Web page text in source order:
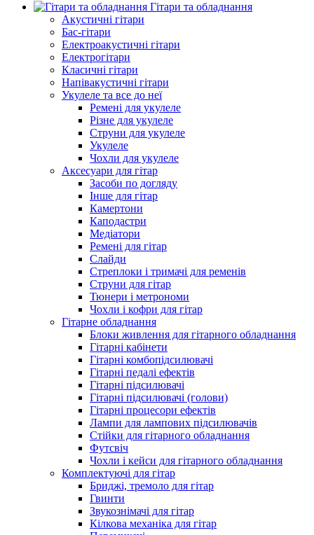
Гітари та обладнання
Акустичні гітари
Бас-гітари
Електроакустичні гітари
Електрогітари
Класичні гітари
Напівакустичні гітари
Укулеле та все до неї
Ремені для укулеле
Різне для укулеле
Струни для укулеле
Укулеле
Чохли для укулеле
Аксесуари для гітар
Засоби по догляду
Інше для гітар
Камертони
Каподастри
Медіатори
Ремені для гітар
Слайди
Стреплоки і тримачі для ременів
Струни для гітар
Тюнери і метрономи
Чохли і кофри для гітар
Гітарне обладнання
Блоки живлення для гітарного обладнання
Гітарні кабінети
Гітарні комбопідсилювачі
Гітарні педалі ефектів
Гітарні підсилювачі
Гітарні підсилювачі (голови)
Гітарні процесори ефектів
Лампи для лампових підсилювачів
Стійки для гітарного обладнання
Футсвіч
Чохли і кейси для гітарного обладнання
Комплектуючі для гітар
Бриджі, тремоло для гітар
Гвинти
Звукознімачі для гітар
Кілкова механіка для гітар